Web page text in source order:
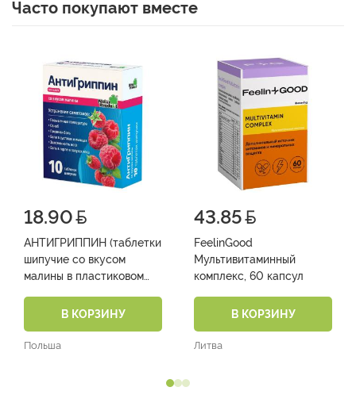
Часто покупают вместе
18.90
АНТИГРИППИН (таблетки
шипучие со вкусом
малины в пластиковом
В КОРЗИНУ
Польша
43.85
FeelinGood
Мультивитаминный
комплекс, 60 капсул
В КОРЗИНУ
Литва